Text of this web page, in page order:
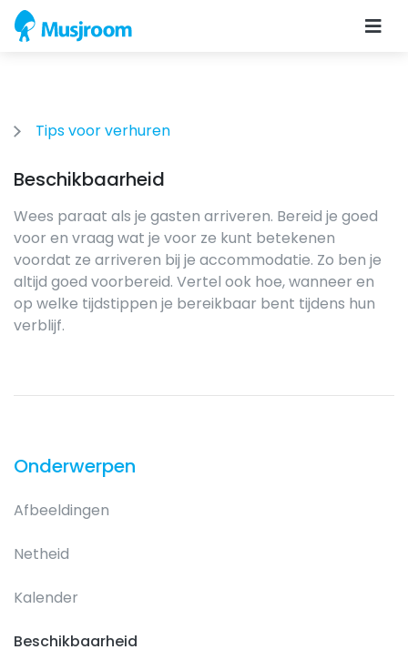
Tips voor verhuren
Onderwerpen
Afbeeldingen
Netheid
Kalender
Beschikbaarheid
Beschikbaarheid
Wees paraat als je gasten arriveren. Bereid je goed
voor en vraag wat je voor ze kunt betekenen
voordat ze arriveren bij je accommodatie. Zo ben je
altijd goed voorbereid. Vertel ook hoe, wanneer en
op welke tijdstippen je bereikbaar bent tijdens hun
verblijf.